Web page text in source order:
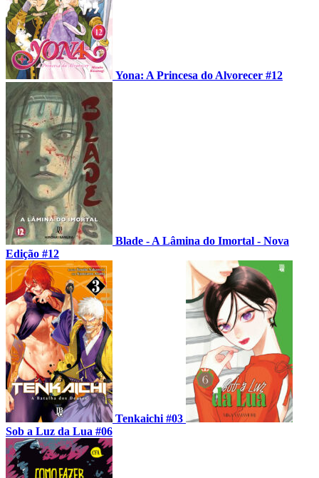
Yona: A Princesa do Alvorecer #12
Blade - A Lâmina do Imortal - Nova
Edição #12
Tenkaichi #03
Sob a Luz da Lua #06